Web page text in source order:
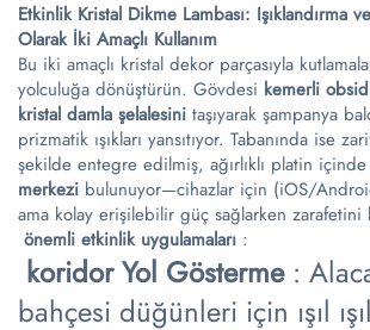
Etkinlik Kristal Dikme Lambası: Işıklandırma
Olarak İki Amaçlı Kullanım
Bu iki amaçlı kristal dekor parçasıyla
yolculuğa dönüştürün. Gövdesi kemerli
kristal damla şelalesini taşıyarak şampanya
prizmatik ışıkları yansıtıyor. Tabanında ise
şekilde entegre edilmiş, ağırlıklı platin
merkezi bulunuyor—cihazlar için (iOS/
ama kolay erişilebilir güç sağlarken zarafetini
önemli etkinlik uygulamaları :
koridor Yol Gösterme :
bahçesi düğünleri için ışıl